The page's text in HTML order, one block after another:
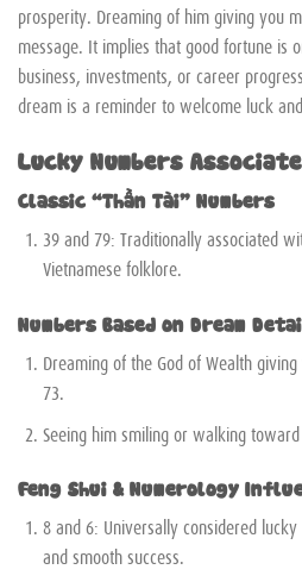
prosperity. Dreaming of him giving you
message. It implies that good fortune is
business, investments, or career
dream is a reminder to welcome luck
Lucky Numbers
Classic “Thần Tài” Numbers
39 and 79: Traditionally associated
Vietnamese folklore.
Numbers Based on Dream
Dreaming of the God of Wealth
73.
Seeing him smiling or walking
Feng Shui & Numerology
8 and 6: Universally considered
and smooth success.